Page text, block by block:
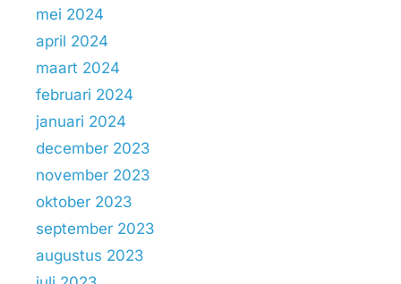
mei 2024
april 2024
maart 2024
februari 2024
januari 2024
december 2023
november 2023
oktober 2023
september 2023
augustus 2023